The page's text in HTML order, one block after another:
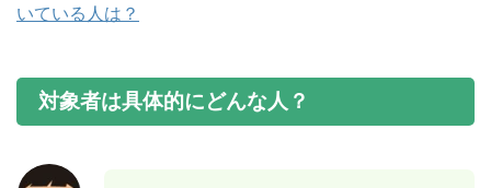
いている人は？
対象者は具体的にどんな人？